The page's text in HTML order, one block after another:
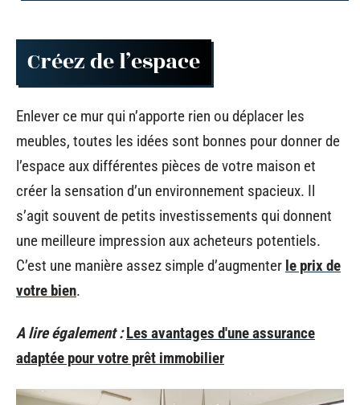
Créez de l’espace
Enlever ce mur qui n’apporte rien ou déplacer les
meubles, toutes les idées sont bonnes pour donner de
l’espace aux différentes pièces de votre maison et
créer la sensation d’un environnement spacieux. Il
s’agit souvent de petits investissements qui donnent
une meilleure impression aux acheteurs potentiels.
C’est une manière assez simple d’augmenter le prix de
votre bien.
A lire également : Les avantages d'une assurance
adaptée pour votre prêt immobilier